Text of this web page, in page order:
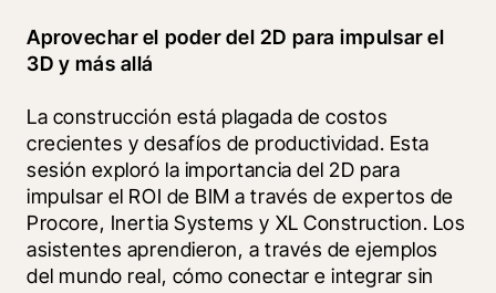
Aprovechar el poder del 2D para impulsar el
3D y más allá
La construcción está plagada de costos
crecientes y desafíos de productividad. Esta
sesión exploró la importancia del 2D para
impulsar el ROI de BIM a través de expertos de
Procore, Inertia Systems y XL Construction. Los
asistentes aprendieron, a través de ejemplos
del mundo real, cómo conectar e integrar sin